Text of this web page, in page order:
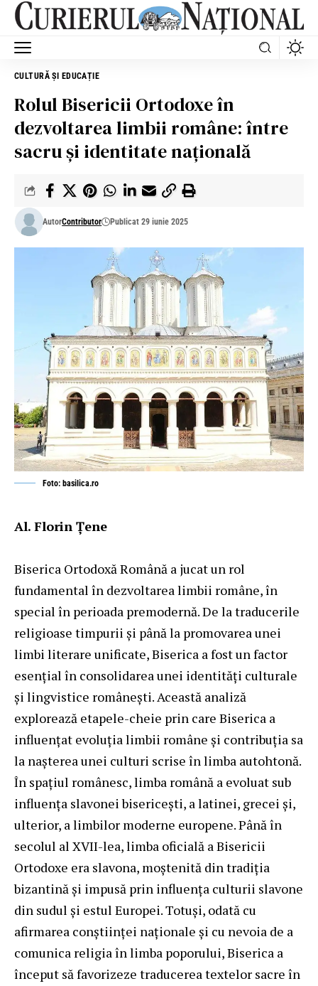
CULTURĂ ȘI EDUCAȚIE
Rolul Bisericii Ortodoxe în
dezvoltarea limbii române: între
sacru și identitate națională
AutorContributor Publicat 29 iunie 2025
Foto: basilica.ro
Al. Florin Țene
Biserica Ortodoxă Română a jucat un rol
fundamental în dezvoltarea limbii române, în
special în perioada premodernă. De la traducerile
religioase timpurii și până la promovarea unei
limbi literare unificate, Biserica a fost un factor
esențial în consolidarea unei identități culturale
și lingvistice românești. Această analiză
explorează etapele-cheie prin care Biserica a
influențat evoluția limbii române și contribuția sa
la nașterea unei culturi scrise în limba autohtonă.
În spațiul românesc, limba română a evoluat sub
influența slavonei bisericești, a latinei, grecei și,
ulterior, a limbilor moderne europene. Până în
secolul al XVII-lea, limba oficială a Bisericii
Ortodoxe era slavona, moștenită din tradiția
bizantină și impusă prin influența culturii slavone
din sudul și estul Europei. Totuși, odată cu
afirmarea conștiinței naționale și cu nevoia de a
comunica religia în limba poporului, Biserica a
început să favorizeze traducerea textelor sacre în